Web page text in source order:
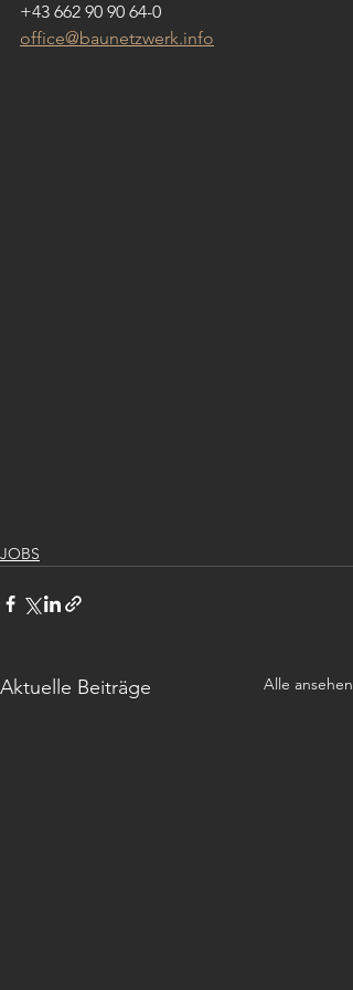
+43 662 90 90 64-0
office@baunetzwerk.info
JOBS
Aktuelle Beiträge Alle ansehen